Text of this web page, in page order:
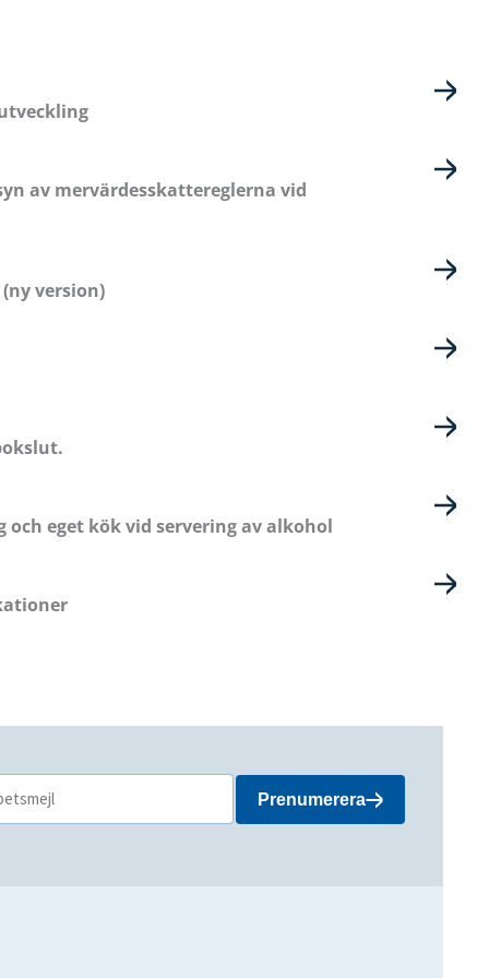
av mervärdesskattereglerna vid
version)
eget kök vid servering av alkohol
Prenumerera